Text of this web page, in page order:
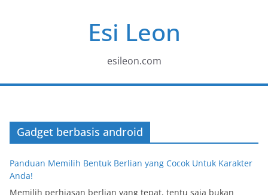
Esi Leon
esileon.com
Gadget berbasis android
Panduan Memilih Bentuk Berlian yang Cocok Untuk Karakter
Anda!
Memilih perhiasan berlian yang tepat, tentu saja bukan